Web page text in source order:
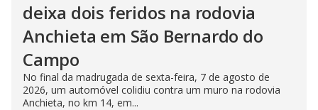
deixa dois feridos na rodovia
Anchieta em São Bernardo do
Campo
No final da madrugada de sexta-feira, 7 de agosto de
2026, um automóvel colidiu contra um muro na rodovia
Anchieta, no km 14, em...